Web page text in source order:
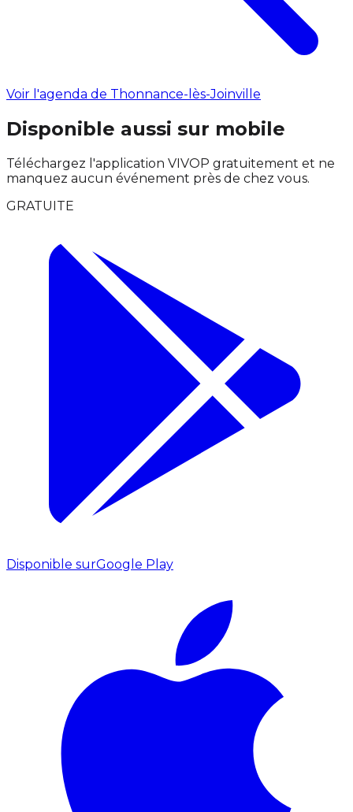
Voir l'agenda de Thonnance-lès-Joinville
Disponible aussi sur mobile
Téléchargez l'application VIVOP gratuitement et ne
manquez aucun événement près de chez vous.
GRATUITE
Disponible surGoogle Play